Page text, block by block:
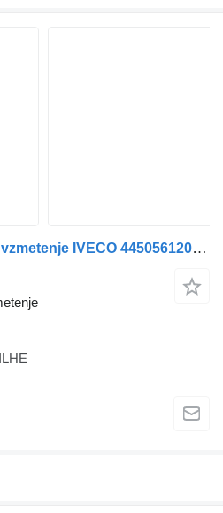
Daljinski upravljalnik za vzmetenje IVECO 4450561200 za tovornjak IVECO Stralis | 02